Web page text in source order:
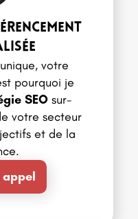
votre
pourquoi je
SEOsur-
votre secteur
et de la
appel